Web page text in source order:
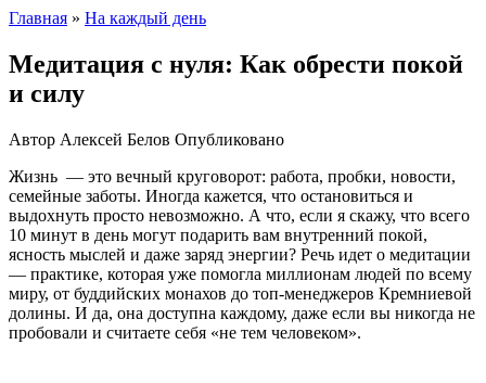
Главная » На каждый день
Медитация с нуля: Как обрести покой
и силу
Автор Алексей Белов Опубликовано
Жизнь — это вечный круговорот: работа, пробки, новости,
семейные заботы. Иногда кажется, что остановиться и
выдохнуть просто невозможно. А что, если я скажу, что всего
10 минут в день могут подарить вам внутренний покой,
ясность мыслей и даже заряд энергии? Речь идет о медитации
— практике, которая уже помогла миллионам людей по всему
миру, от буддийских монахов до топ-менеджеров Кремниевой
долины. И да, она доступна каждому, даже если вы никогда не
пробовали и считаете себя «не тем человеком».